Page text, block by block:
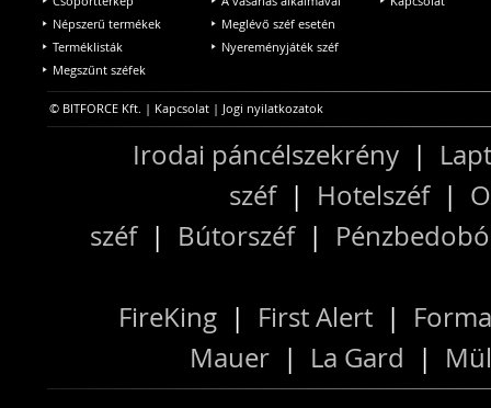
Népszerű termékek
Terméklisták
Megszűnt széfek
Meglévő széf esetén
Nyereményjáték széf
© BITFORCE Kft. | Kapcsolat | Jogi nyilatkozatok
Irodai páncélszekrény |
széf| Hotelszéf|
széf| Bútorszéf|
FireKing | First Alert |
Mauer | La Gard |